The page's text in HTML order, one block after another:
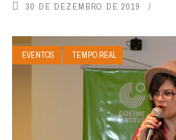
30 DE DEZEMBRO DE 2019
EVENTOS TEMPO REAL